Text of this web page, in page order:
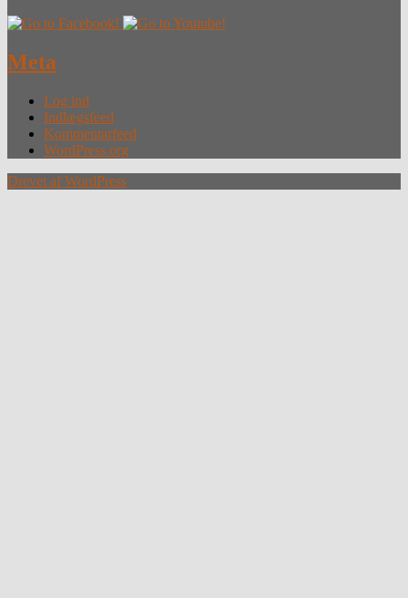
Meta
Log ind
Indlægsfeed
Kommentarfeed
WordPress.org
Drevet af WordPress